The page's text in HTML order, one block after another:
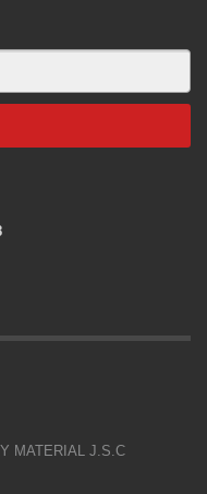
MATERIAL J.S.C